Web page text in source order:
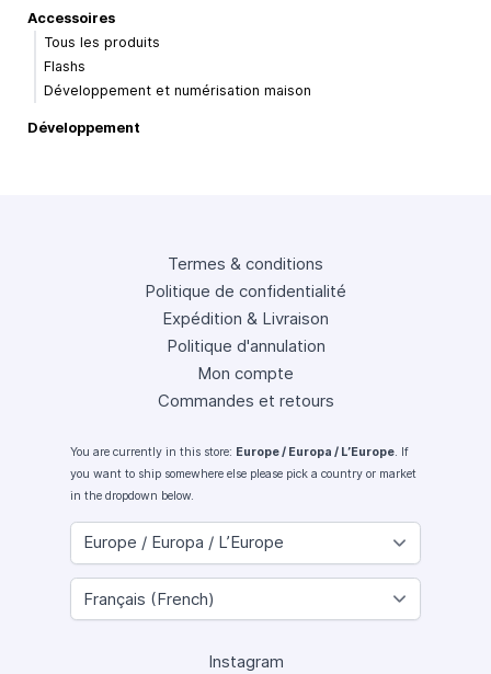
Accessoires
Tous les produits
Flashs
Développement et numérisation maison
Développement
Termes & conditions
Politique de confidentialité
Expédition & Livraison
Politique d'annulation
Mon compte
Commandes et retours
You are currently in this store: Europe / Europa / L’Europe. If
you want to ship somewhere else please pick a country or market
in the dropdown below.
Instagram